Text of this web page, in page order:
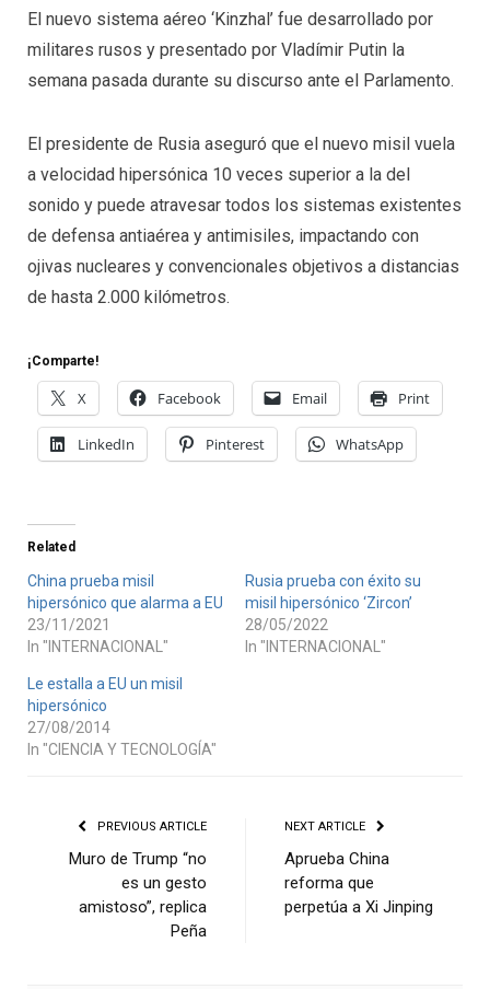
El nuevo sistema aéreo ‘Kinzhal’ fue desarrollado por
militares rusos y presentado por Vladímir Putin la
semana pasada durante su discurso ante el Parlamento.
El presidente de Rusia aseguró que el nuevo misil vuela
a velocidad hipersónica 10 veces superior a la del
sonido y puede atravesar todos los sistemas existentes
de defensa antiaérea y antimisiles, impactando con
ojivas nucleares y convencionales objetivos a distancias
de hasta 2.000 kilómetros.
¡Comparte!
X Facebook Email Print
LinkedIn Pinterest WhatsApp
Related
China prueba misil
hipersónico que alarma a EU
23/11/2021
In "INTERNACIONAL"
Rusia prueba con éxito su
misil hipersónico ‘Zircon’
28/05/2022
In "INTERNACIONAL"
Le estalla a EU un misil
hipersónico
27/08/2014
In "CIENCIA Y TECNOLOGÍA"
PREVIOUS ARTICLE
Muro de Trump “no
es un gesto
amistoso”, replica
Peña
NEXT ARTICLE
Aprueba China
reforma que
perpetúa a Xi Jinping